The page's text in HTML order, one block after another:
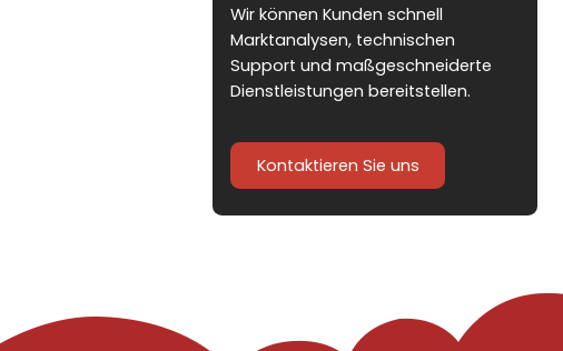
Wir können Kunden schnell
Marktanalysen, technischen
Support und maßgeschneiderte
Dienstleistungen bereitstellen.
Kontaktieren Sie uns